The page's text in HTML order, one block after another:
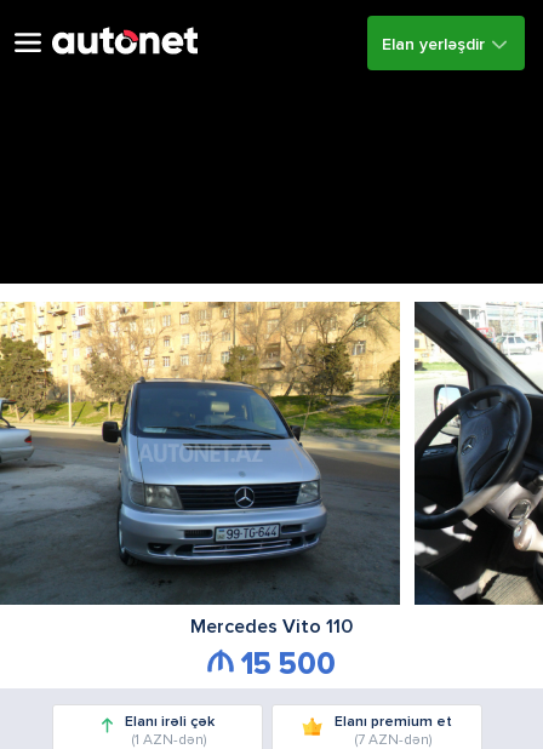
Elan yerləşdir
Mercedes Vito 110
15 500
Elanı irəli çək
(1 AZN-dən)
Elanı premium et
(7 AZN-dən)